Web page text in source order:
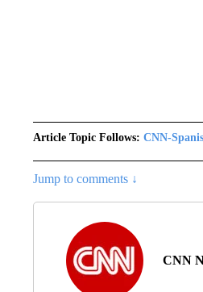
Article Topic Follows: CNN-
Jump to comments ↓
CNN